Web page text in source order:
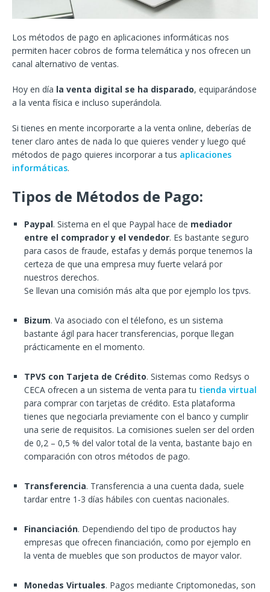
Los métodos de pago en aplicaciones informáticas nos
permiten hacer cobros de forma telemática y nos ofrecen un
canal alternativo de ventas.
Hoy en día la venta digital se ha disparado, equiparándose
a la venta física e incluso superándola.
Si tienes en mente incorporarte a la venta online, deberías de
tener claro antes de nada lo que quieres vender y luego qué
métodos de pago quieres incorporar a tus aplicaciones
informáticas.
Tipos de Métodos de Pago:
Paypal. Sistema en el que Paypal hace de mediador
entre el comprador y el vendedor. Es bastante seguro
para casos de fraude, estafas y demás porque tenemos la
certeza de que una empresa muy fuerte velará por
nuestros derechos.
Se llevan una comisión más alta que por ejemplo los tpvs.
Bizum. Va asociado con el télefono, es un sistema
bastante ágil para hacer transferencias, porque llegan
prácticamente en el momento.
TPVS con Tarjeta de Crédito. Sistemas como Redsys o
CECA ofrecen a un sistema de venta para tu tienda virtual
para comprar con tarjetas de crédito. Esta plataforma
tienes que negociarla previamente con el banco y cumplir
una serie de requisitos. La comisiones suelen ser del orden
de 0,2 – 0,5 % del valor total de la venta, bastante bajo en
comparación con otros métodos de pago.
Transferencia. Transferencia a una cuenta dada, suele
tardar entre 1-3 días hábiles con cuentas nacionales.
Financiación. Dependiendo del tipo de productos hay
empresas que ofrecen financiación, como por ejemplo en
la venta de muebles que son productos de mayor valor.
Monedas Virtuales. Pagos mediante Criptomonedas, son